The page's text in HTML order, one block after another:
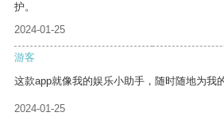
护。
2024-01-25
游客
这款app就像我的娱乐小助手，随时随地为我
2024-01-25